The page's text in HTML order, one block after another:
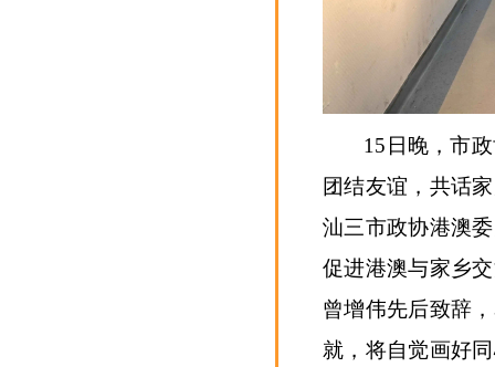
15日晚，市
团结友谊，共话
汕三市政协港澳
促进港澳与家乡
曾增伟先后致辞
就，将自觉画好